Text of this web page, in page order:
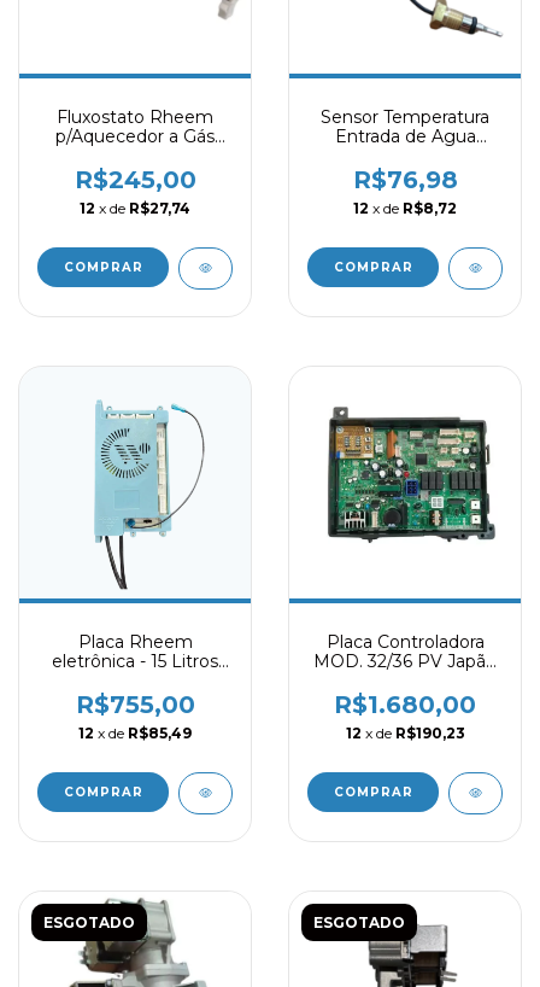
Fluxostato Rheem
p/Aquecedor a Gás
PR0201100949
R$245,00
12 x de R$27,74
Sensor Temperatura
Entrada de Agua
16/18/22/26/30L -
Rheem
R$76,98
12 x de R$8,72
Placa Rheem
eletrônica - 15 Litros
R$755,00
12 x de R$85,49
Placa Controladora
MOD. 32/36 PV Japão
R$1.680,00
12 x de R$190,23
ESGOTADO ESGOTADO